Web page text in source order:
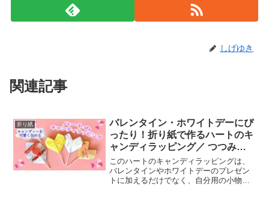
しげゆき
関連記事
折り紙
バレンタイン・ホワイトデーにぴ
ったり！折り紙で作るハートのキ
ャンディラッピング／ つつみと
むすびheart candy wrapper
このハートのキャンディラッピングは、
バレンタインやホワイトデーのプレゼン
トに加えるだけでなく、自分用の小物入